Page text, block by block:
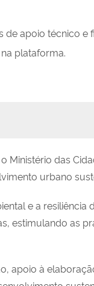
de apoio técnico e
na plataforma.
Ministério das
urbano
e a resiliência
estimulando as
apoio à